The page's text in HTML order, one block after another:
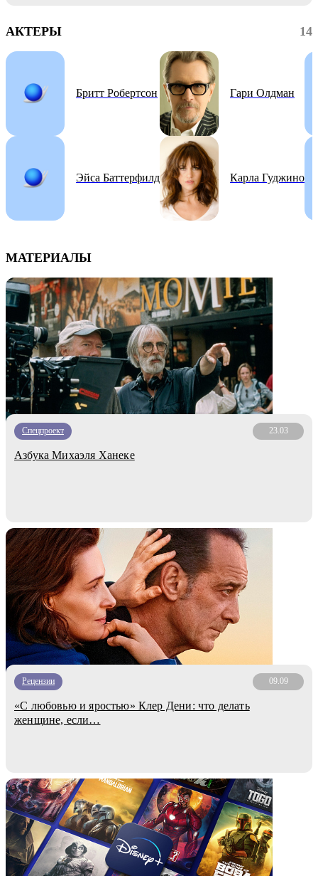
АКТЕРЫ 14
Бритт Робертсон
Эйса Баттерфилд
Гари Олдман
Карла Гуджино
МАТЕРИАЛЫ
Спецпроект 23.03
Азбука Михаэля Ханеке
Рецензии 09.09
«С любовью и яростью» Клер Дени: что делать
женщине, если…